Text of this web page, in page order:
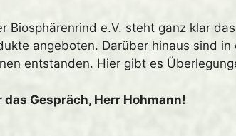
Biosphärenrind e.V. steht ganz klar
angeboten. Darüber hinaus sind
entstanden. Hier gibt es
Gespräch, Herr Hohmann!